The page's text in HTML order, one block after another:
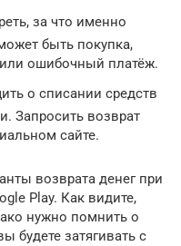
за что именно
быть покупка,
ошибочный платёж.
о списании средств
Запросить возврат
сайте.
возврата денег при
Play. Как видите,
нужно помнить о
будете затягивать с